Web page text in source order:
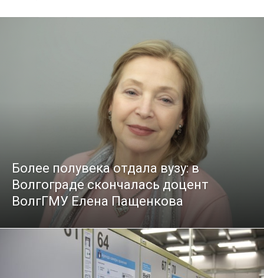
Более полувека отдала вузу: в
Волгограде скончалась доцент
ВолгГМУ Елена Пащенкова